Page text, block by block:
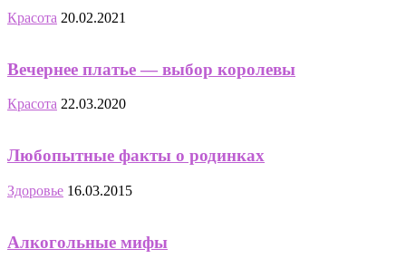
Красота 20.02.2021
Вечернее платье — выбор королевы
Красота 22.03.2020
Любопытные факты о родинках
Здоровье 16.03.2015
Алкогольные мифы